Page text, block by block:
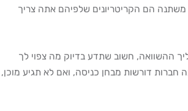
הם הקריטריונים שלפיהם אתה צריך
ההשוואה, חשוב שתדע בדיוק מה צפוי לך
חברות דורשות מבחן כניסה, ואם לא תגיע מוכן,